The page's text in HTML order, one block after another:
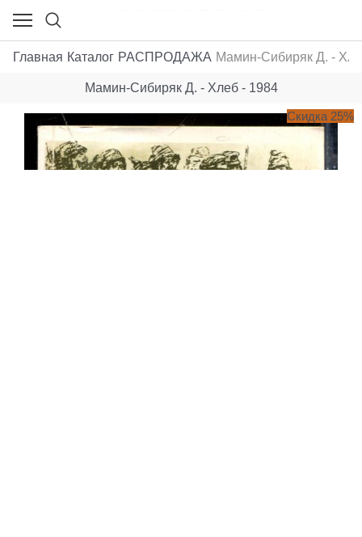
Главная Каталог РАСПРОДАЖА Мамин-Сибиряк Д. -
Мамин-Сибиряк Д. - Хлеб - 1984
Скидка 25%